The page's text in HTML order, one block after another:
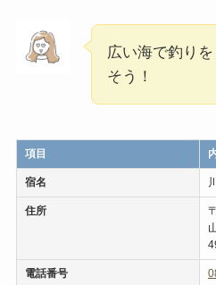
広い海で釣り
そう！
項目
宿名
住所
電話番号